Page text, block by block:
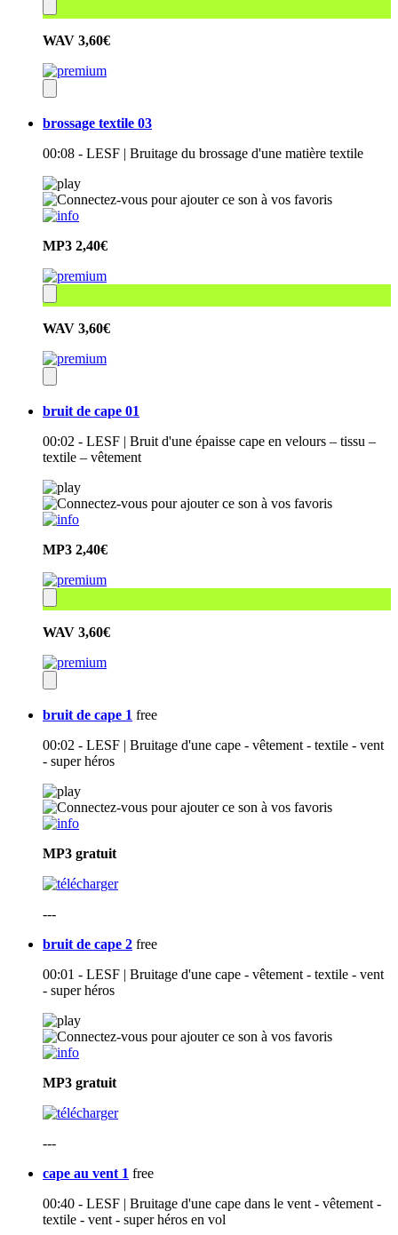
WAV 3,60€
brossage textile 03
00:08 - LESF | Bruitage du brossage d'une matière textile
MP3 2,40€
WAV 3,60€
bruit de cape 01
00:02 - LESF | Bruit d'une épaisse cape en velours – tissu –
textile – vêtement
MP3 2,40€
WAV 3,60€
bruit de cape 1 free
00:02 - LESF | Bruitage d'une cape - vêtement - textile - vent
- super héros
MP3 gratuit
---
bruit de cape 2 free
00:01 - LESF | Bruitage d'une cape - vêtement - textile - vent
- super héros
MP3 gratuit
---
cape au vent 1 free
00:40 - LESF | Bruitage d'une cape dans le vent - vêtement -
textile - vent - super héros en vol